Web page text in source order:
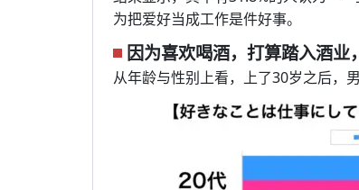
为把爱好当成工作是件好事。
因为喜欢喝酒，打算踏入酒
从年龄与性别上看，上了30岁之后，